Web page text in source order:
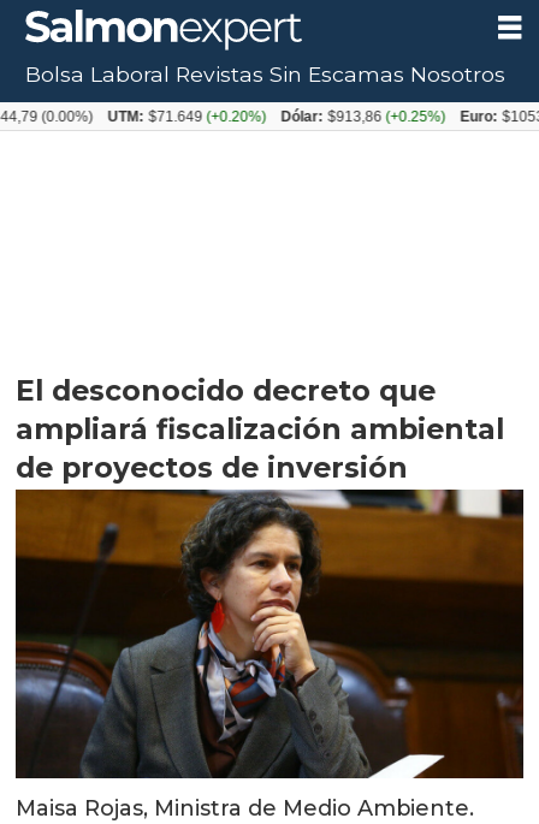
El desconocido decreto que
ampliará fiscalización ambiental
de proyectos de inversión
Maisa Rojas, Ministra de Medio Ambiente.
Bolsa Laboral Revistas Sin Escamas Nosotros
UTM: $71.649 (+0.20%) Dólar: $913,86 (+0.25%) Euro: $1053,08(-